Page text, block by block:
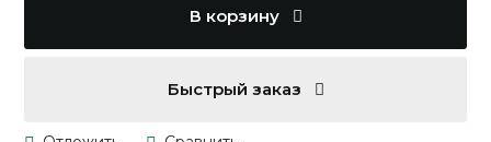
В корзину
Быстрый заказ